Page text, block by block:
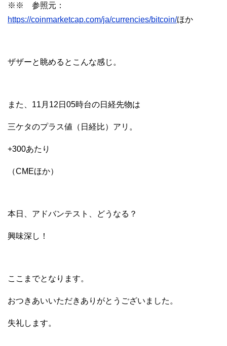
※※ 参照元：
https://coinmarketcap.com/ja/currencies/bitcoin/ほか
ザザーと眺めるとこんな感じ。
また、11月12日05時台の日経先物は
三ケタのプラス値（日経比）アリ。
+300あたり
（CMEほか）
本日、アドバンテスト、どうなる？
興味深し！
ここまでとなります。
おつきあいいただきありがとうございました。
失礼します。